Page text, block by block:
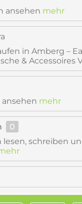
ansehen mehr
in Amberg –
& Accessoires
mehr
0
schreiben